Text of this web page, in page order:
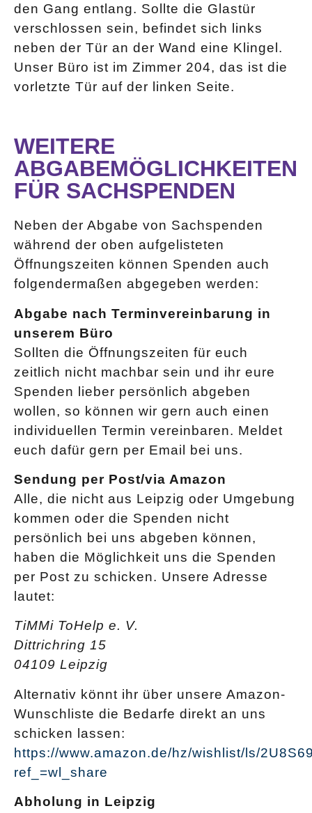
den Gang entlang. Sollte die Glastür
verschlossen sein, befindet sich links
neben der Tür an der Wand eine Klingel.
Unser Büro ist im Zimmer 204, das ist die
vorletzte Tür auf der linken Seite.
WEITERE
ABGABEMÖGLICHKEITEN
FÜR SACHSPENDEN
Neben der Abgabe von Sachspenden
während der oben aufgelisteten
Öffnungszeiten können Spenden auch
folgendermaßen abgegeben werden:
Abgabe nach Terminvereinbarung in
unserem Büro
Sollten die Öffnungszeiten für euch
zeitlich nicht machbar sein und ihr eure
Spenden lieber persönlich abgeben
wollen, so können wir gern auch einen
individuellen Termin vereinbaren. Meldet
euch dafür gern per Email bei uns.
Sendung per Post/via Amazon
Alle, die nicht aus Leipzig oder Umgebung
kommen oder die Spenden nicht
persönlich bei uns abgeben können,
haben die Möglichkeit uns die Spenden
per Post zu schicken. Unsere Adresse
lautet:
TiMMi ToHelp e. V.
Dittrichring 15
04109 Leipzig
Alternativ könnt ihr über unsere Amazon-
Wunschliste die Bedarfe direkt an uns
schicken lassen:
https://www.amazon.de/hz/wishlist/ls/
ref_=wl_share
Abholung in Leipzig